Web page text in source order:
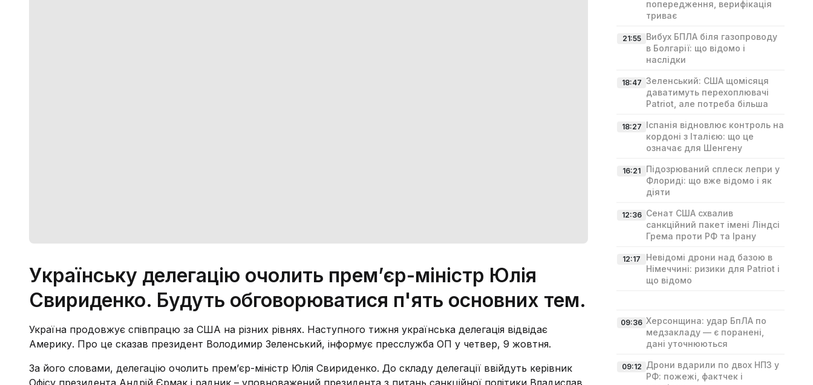
Українську делегацію очолить премʼєр-міністр Юлія
Свириденко. Будуть обговорюватися п'ять основних тем.
Україна продовжує співпрацю за США на різних рівнях. Наступного тижня українська делегація відвідає
Америку. Про це сказав президент Володимир Зеленський, інформує пресслужба ОП у четвер, 9 жовтня.
За його словами, делегацію очолить премʼєр-міністр Юлія Свириденко. До складу делегації ввійдуть керівник
Офісу президента Андрій Єрмак і радник – уповноважений президента з питань санкційної політики Владислав
попередження, верифікація
триває
21:55
Вибух БПЛА біля газопроводу
в Болгарії: що відомо і
наслідки
18:47 Зеленський: США щомісяця
даватимуть перехоплювачі
Patriot, але потреба більша
18:27 Іспанія відновлює контроль на
кордоні з Італією: що це
означає для Шенгену
16:21
Підозрюваний сплеск лепри у
Флориді: що вже відомо і як
діяти
12:36 Сенат США схвалив
санкційний пакет імені Ліндсі
Гремa проти РФ та Ірану
12:17
Невідомі дрони над базою в
Німеччині: ризики для Patriot і
що відомо
09:36 Херсонщина: удар БпЛА по
медзакладу — є поранені,
дані уточнюються
09:12 Дрони вдарили по двох НПЗ у
РФ: пожежі, фактчек і